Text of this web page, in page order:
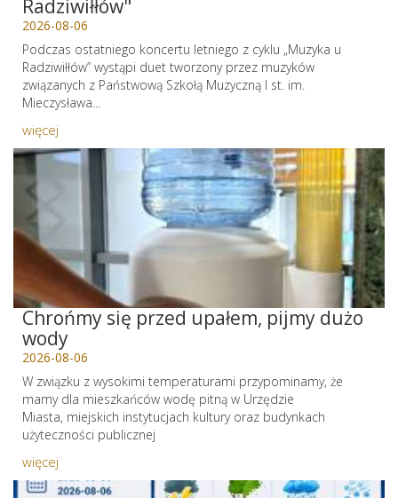
Radziwiłłów"
2026-08-06
Podczas ostatniego koncertu letniego z cyklu „Muzyka u
Radziwiłłów” wystąpi duet tworzony przez muzyków
związanych z Państwową Szkołą Muzyczną I st. im.
Mieczysława...
więcej
Chrońmy się przed upałem, pijmy dużo
wody
2026-08-06
W związku z wysokimi temperaturami przypominamy, że
mamy dla mieszkańców wodę pitną w Urzędzie
Miasta, miejskich instytucjach kultury oraz budynkach
użyteczności publicznej
więcej